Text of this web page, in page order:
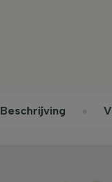
Beschrijving